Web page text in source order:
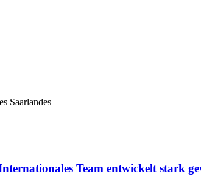
Saarlandes
Team entwickelt stark